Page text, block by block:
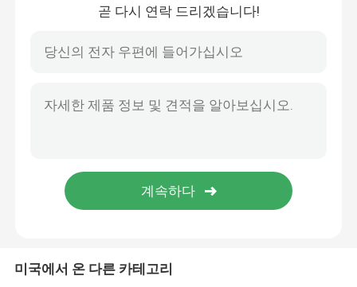
곧 다시 연락 드리겠습니다!
미국에서 온 다른 카테고리